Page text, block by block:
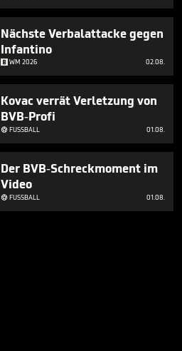
Nächste Verbalattacke gegen
Infantino
WM 2026 02.08.
Kovac verrät Verletzung von
BVB-Profi
FUSSBALL 01.08.
Der BVB-Schreckmoment im
Video
FUSSBALL 01.08.